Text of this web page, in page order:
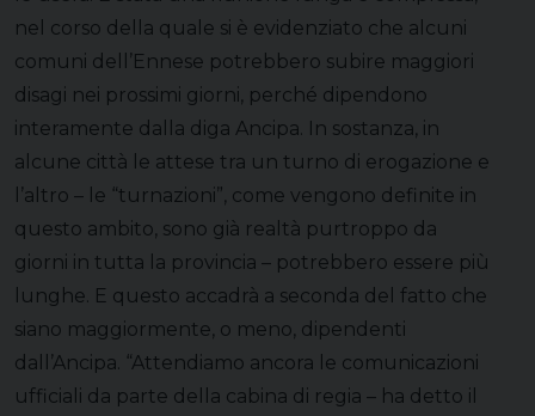
nel corso della quale si è evidenziato che alcuni
comuni dell’Ennese potrebbero subire maggiori
disagi nei prossimi giorni, perché dipendono
interamente dalla diga Ancipa. In sostanza, in
alcune città le attese tra un turno di erogazione e
l’altro – le “turnazioni”, come vengono definite in
questo ambito, sono già realtà purtroppo da
giorni in tutta la provincia – potrebbero essere più
lunghe. E questo accadrà a seconda del fatto che
siano maggiormente, o meno, dipendenti
dall’Ancipa. “Attendiamo ancora le comunicazioni
ufficiali da parte della cabina di regia – ha detto il